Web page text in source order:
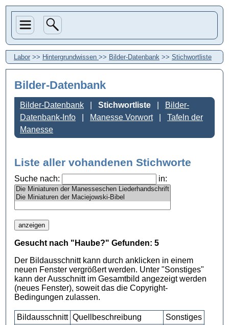
Labor >> Hintergrundwissen >> Bilder-Datenbank >> Stichwortliste
Bilder-Datenbank
Bilder-Datenbank Stichwortliste
Bilder-
Datenbank-Info
Manesse Vorwort
Tafeln der
Manesse
Liste aller vohandenen Stichworte
Suche nach: in:
Gesucht nach "Haube?" Gefunden: 5
Der Bildausschnitt kann durch anklicken in einem
neuen Fenster vergrößert werden. Unter "Sonstiges"
kann der Ausschnitt im Gesamtbild angezeigt werden
(neues Fenster), soweit das die Copyright-
Bedingungen zulassen.
Bildausschnitt Quellbeschreibung
Sonstiges